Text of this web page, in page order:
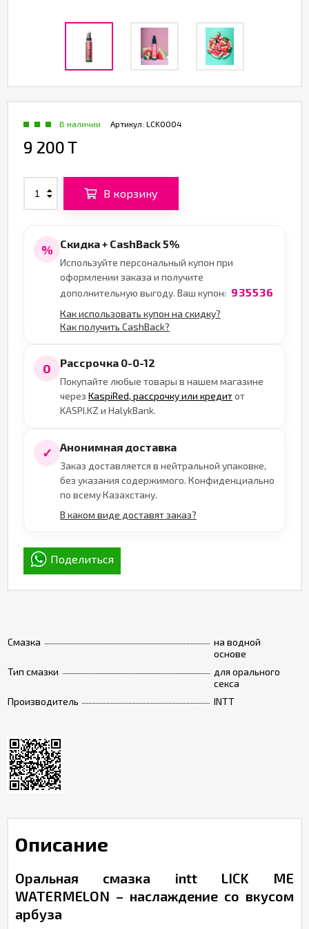
Смазка
на водной
основе
Тип смазки
для орального
секса
Производитель
INTT
Артикул: LCK0004
В наличии
9 200 T
В корзину
% Скидка + CashBack 5%
Используйте персональный купон при
оформлении заказа и получите
дополнительную выгоду. Ваш купон: 935536
Как использовать купон на скидку?
Как получить CashBack?
0 Рассрочка 0-0-12
Покупайте любые товары в нашем магазине
через KaspiRed, рассрочку или кредитот
KASPI.KZ и HalykBank.
✓ Анонимная доставка
Заказ доставляется в нейтральной упаковке,
без указания содержимого. Конфиденциально
по всему Казахстану.
В каком виде доставят заказ?
Поделиться
Описание
Оральная смазка intt LICK ME
WATERMELON – наслаждение со вкусом
арбуза